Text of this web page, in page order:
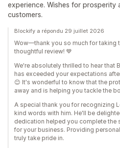
experience. Wishes for prosperity
customers.
Blockify a répondu 29 juillet 2026
Wow—thank you so much for taking
thoughtful review! 💙
We're absolutely thrilled to hear that
has exceeded your expectations
😊 It's wonderful to know that the
away and is helping you tackle the
A special thank you for recognizing
kind words with him. He'll be
dedication helped you complete the
for your business. Providing
truly take pride in.